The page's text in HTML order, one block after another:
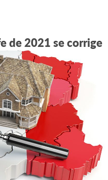
de 2021 se corrige